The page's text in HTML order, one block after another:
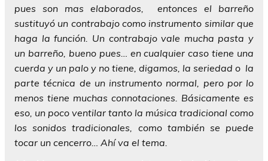
pues son mas elaborados, entonces el barreño
sustituyó un contrabajo como instrumento similar que
haga la función. Un contrabajo vale mucha pasta y
un barreño, bueno pues… en cualquier caso tiene una
cuerda y un palo y no tiene, digamos, la seriedad o la
parte técnica de un instrumento normal, pero por lo
menos tiene muchas connotaciones. Básicamente es
eso, un poco ventilar tanto la música tradicional como
los sonidos tradicionales, como también se puede
tocar un cencerro… Ahí va el tema.